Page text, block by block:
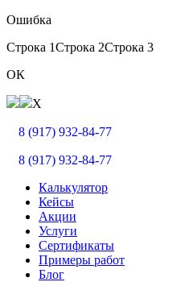
Ошибка
Строка 1Строка 2Строка 3
ОК
X
8 (917) 932-84-77
8 (917) 932-84-77
Калькулятор
Кейсы
Акции
Услуги
Сертификаты
Примеры работ
Блог